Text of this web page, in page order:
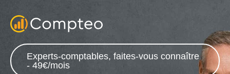
Experts-comptables, faites-vous connaître
- 49€/mois